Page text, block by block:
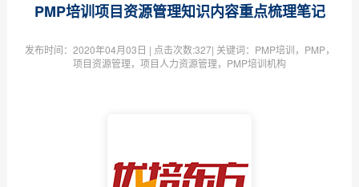
PMP培训项目资源管理知识内容重点梳理笔记
发布时间： 2020年04月03日 | 点击次数:327| 关键词：PMP培训，PMP，
项目资源管理，项目人力资源管理，PMP培训机构